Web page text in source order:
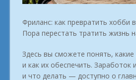
Фриланс: как превратить хобби
Пора перестать тратить жизнь
Здесь вы сможете понять,
и как их обеспечить. Заработок
и что делать — доступно о